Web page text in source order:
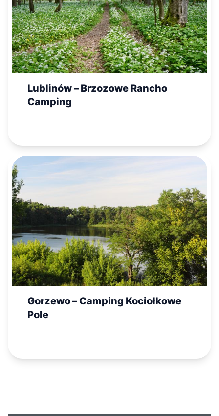
Lublinów – Brzozowe Rancho
Camping
Gorzewo – Camping Kociołkowe
Pole